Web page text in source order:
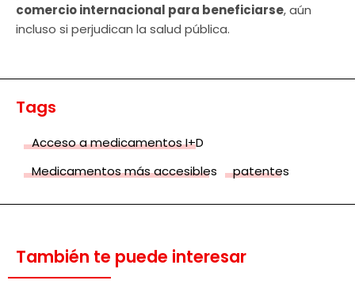
comercio internacional para beneficiarse, aún
incluso si perjudican la salud pública.
Tags
Acceso a medicamentos I+D
Medicamentos más accesibles
patentes
También te puede interesar